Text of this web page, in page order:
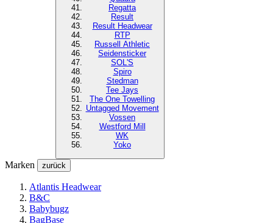
Regatta
Result
Result Headwear
RTP
Russell Athletic
Seidensticker
SOL'S
Spiro
Stedman
Tee Jays
The One Towelling
Untagged Movement
Vossen
Westford Mill
WK
Yoko
Marken zurück
Atlantis Headwear
B&C
Babybugz
BagBase